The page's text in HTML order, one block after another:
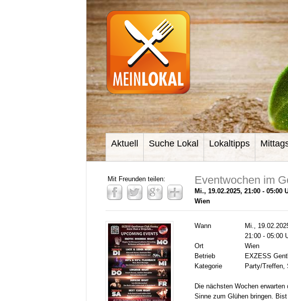
Aktuell Suche Lokal Lokaltipps
Mit Freunden teilen: Eventwochen im
Mi., 19.02.2025, 21:00 - 05:00
Wien
Wann
Mi.,
21:00 - 05:00
Ort
Wien
Betrieb
EXZESS
Kategorie
Party/Treffen,
Die nächsten Wochen
Sinne zum Glühen bringen.